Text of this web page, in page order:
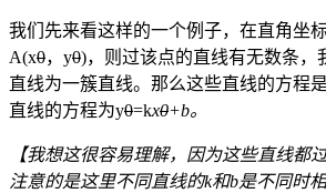
我们先来看这样的一个例子，在直角坐
A(x0，y0)，则过该点的直线有无数条，
直线为一簇直线。那么这些直线的方程
直线的方程为y0=kx0+b。
【我想这很容易理解，因为这些直线都
注意的是这里不同直线的k和b是不同时